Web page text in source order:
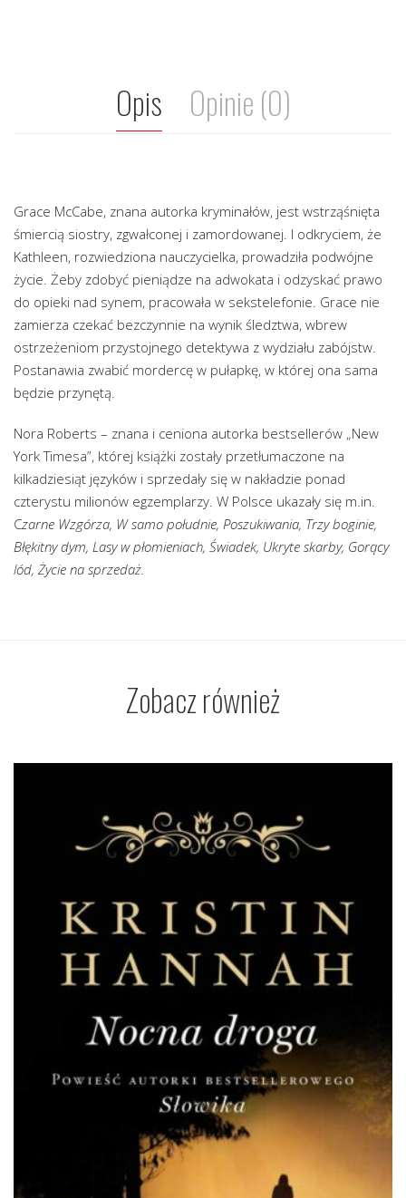
Opis Opinie (0)
Grace McCabe, znana autorka kryminałów, jest wstrząśnięta
śmiercią siostry, zgwałconej i zamordowanej. I odkryciem, że
Kathleen, rozwiedziona nauczycielka, prowadziła podwójne
życie. Żeby zdobyć pieniądze na adwokata i odzyskać prawo
do opieki nad synem, pracowała w sekstelefonie. Grace nie
zamierza czekać bezczynnie na wynik śledztwa, wbrew
ostrzeżeniom przystojnego detektywa z wydziału zabójstw.
Postanawia zwabić mordercę w pułapkę, w której ona sama
będzie przynętą.
Nora Roberts – znana i ceniona autorka bestsellerów „New
York Timesa”, której książki zostały przetłumaczone na
kilkadziesiąt języków i sprzedały się w nakładzie ponad
czterystu milionów egzemplarzy. W Polsce ukazały się m.in.
Czarne Wzgórza, W samo południe, Poszukiwania, Trzy boginie,
Błękitny dym, Lasy w płomieniach, Świadek, Ukryte skarby, Gorący
lód, Życie na sprzedaż.
Zobacz również